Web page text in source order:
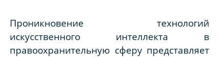
Проникновение технологий
искусственного интеллекта в
правоохранительную сферу представляет